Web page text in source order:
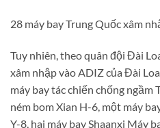
28 máy bay Trung Quốc xâm
Tuy nhiên, theo quân đội Đài
xâm nhập vào ADIZ của Đài
máy bay tác chiến chống ngầm
ném bom Xian H-6, một máy
Y-8, hai máy bay Shaanxi Máy